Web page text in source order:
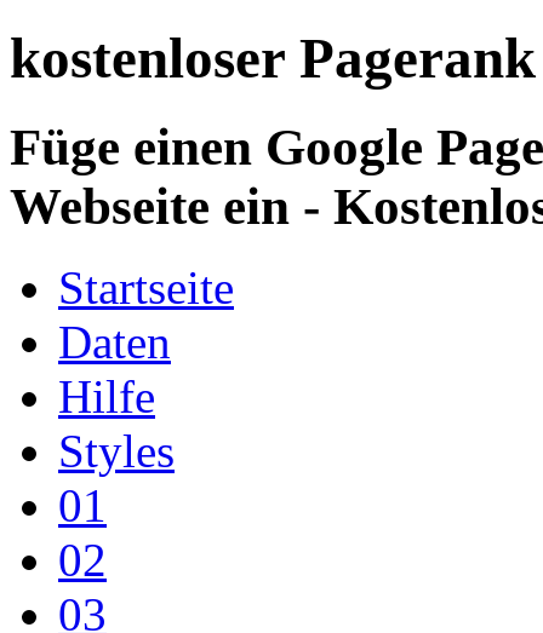
kostenloser
Füge einen Google
Webseite ein -
Startseite
Daten
Hilfe
Styles
01
02
03